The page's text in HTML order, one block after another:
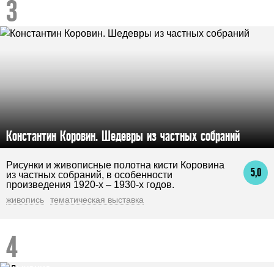
Константин Коровин. Шедевры из частных собраний
5,0
Рисунки и живописные полотна кисти Коровина
из частных собраний, в особенности
произведения 1920-х – 1930-х годов.
живопись тематическая выставка